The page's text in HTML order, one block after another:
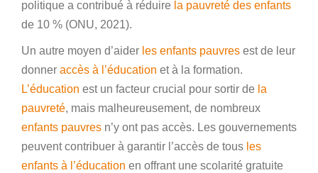
politique a contribué à réduire la pauvreté des enfants
de 10 % (ONU, 2021).
Un autre moyen d’aider les enfants pauvres est de leur
donner accès à l’éducation et à la formation.
L’éducation est un facteur crucial pour sortir de la
pauvreté, mais malheureusement, de nombreux
enfants pauvres n’y ont pas accès. Les gouvernements
peuvent contribuer à garantir l’accès de tous les
enfants à l’éducation en offrant une scolarité gratuite